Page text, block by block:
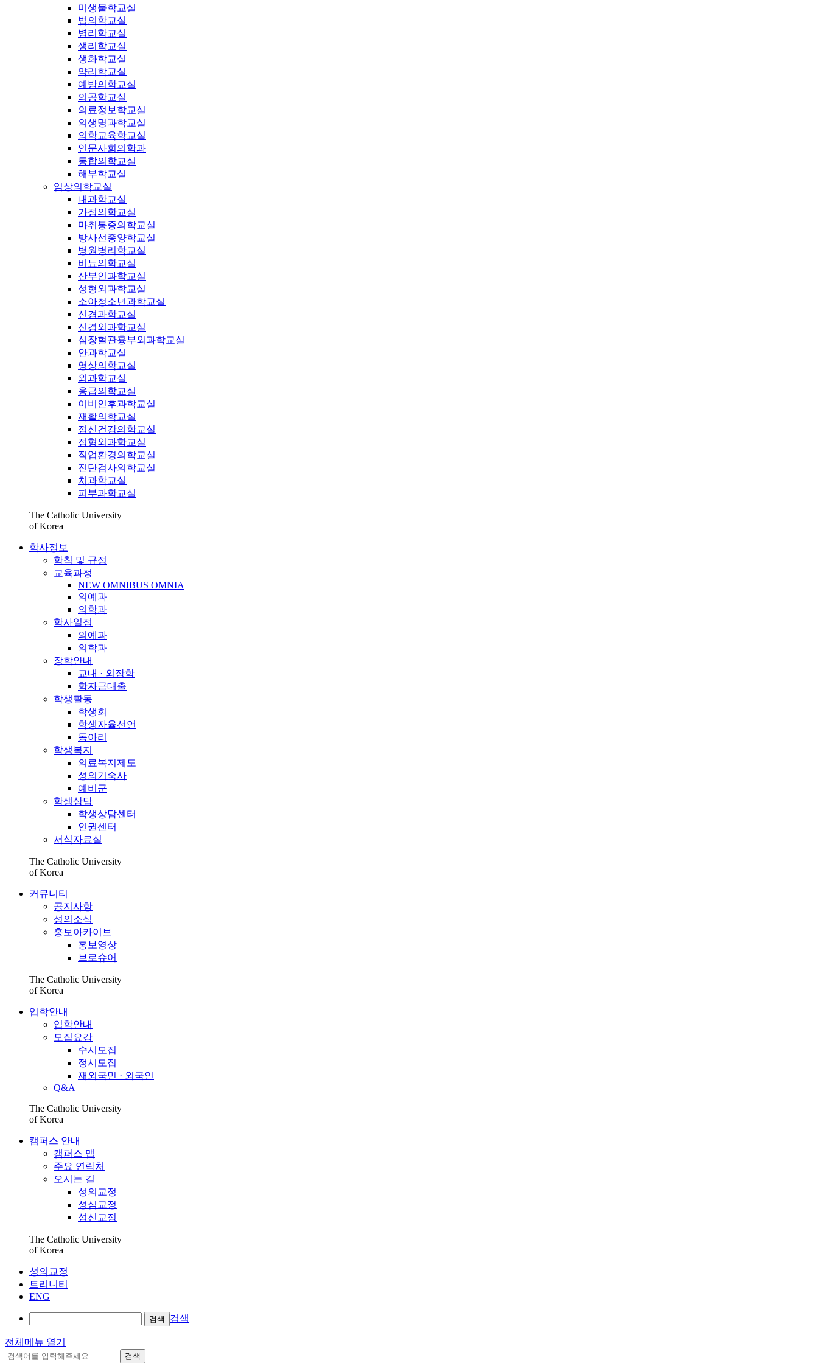
미생물학교실
법의학교실
병리학교실
생리학교실
생화학교실
약리학교실
예방의학교실
의공학교실
의료정보학교실
의생명과학교실
의학교육학교실
인문사회의학과
통합의학교실
해부학교실
임상의학교실
내과학교실
가정의학교실
마취통증의학교실
방사선종양학교실
병원병리학교실
비뇨의학교실
산부인과학교실
성형외과학교실
소아청소년과학교실
신경과학교실
신경외과학교실
심장혈관흉부외과학교실
안과학교실
영상의학교실
외과학교실
응급의학교실
이비인후과학교실
재활의학교실
정신건강의학교실
정형외과학교실
직업환경의학교실
진단검사의학교실
치과학교실
피부과학교실
The Catholic University
of Korea
학사정보
학칙 및 규정
교육과정
NEW OMNIBUS OMNIA
의예과
의학과
학사일정
의예과
의학과
장학안내
교내 · 외장학
학자금대출
학생활동
학생회
학생자율선언
동아리
학생복지
의료복지제도
성의기숙사
예비군
학생상담
학생상담센터
인권센터
서식자료실
The Catholic University
of Korea
커뮤니티
공지사항
성의소식
홍보아카이브
홍보영상
브로슈어
The Catholic University
of Korea
입학안내
입학안내
모집요강
수시모집
정시모집
재외국민 · 외국인
Q&A
The Catholic University
of Korea
캠퍼스 안내
캠퍼스 맵
주요 연락처
오시는 길
성의교정
성심교정
성신교정
The Catholic University
of Korea
성의교정
트리니티
ENG
검색 검색
전체메뉴 열기
검색